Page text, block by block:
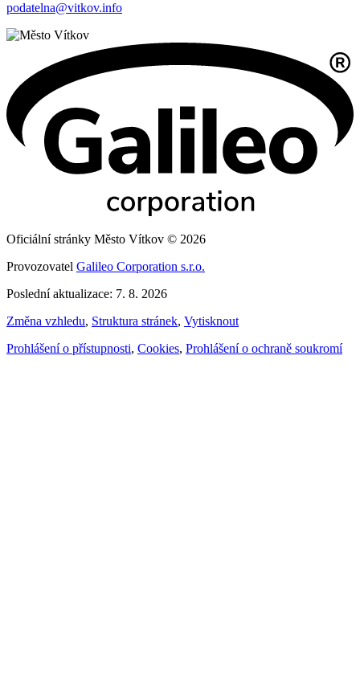
podatelna@vitkov.info
Oficiální stránky Město Vítkov © 2026
Provozovatel Galileo Corporation s.r.o.
Poslední aktualizace: 7. 8. 2026
Změna vzhledu, Struktura stránek, Vytisknout
Prohlášení o přístupnosti, Cookies, Prohlášení o ochraně soukromí